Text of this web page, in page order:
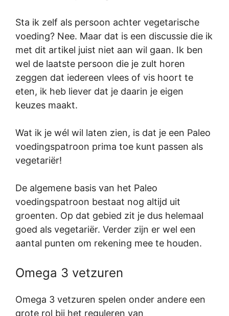
Sta ik zelf als persoon achter vegetarische
voeding? Nee. Maar dat is een discussie die ik
met dit artikel juist niet aan wil gaan. Ik ben
wel de laatste persoon die je zult horen
zeggen dat iedereen vlees of vis hoort te
eten, ik heb liever dat je daarin je eigen
keuzes maakt.
Wat ik je wél wil laten zien, is dat je een Paleo
voedingspatroon prima toe kunt passen als
vegetariër!
De algemene basis van het Paleo
voedingspatroon bestaat nog altijd uit
groenten. Op dat gebied zit je dus helemaal
goed als vegetariër. Verder zijn er wel een
aantal punten om rekening mee te houden.
Omega 3 vetzuren
Omega 3 vetzuren spelen onder andere een
grote rol bij het reguleren van